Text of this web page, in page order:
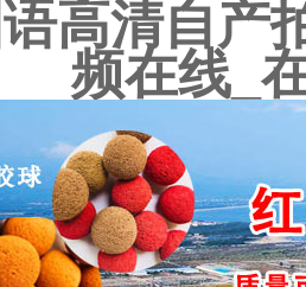
高清自产
频在线_